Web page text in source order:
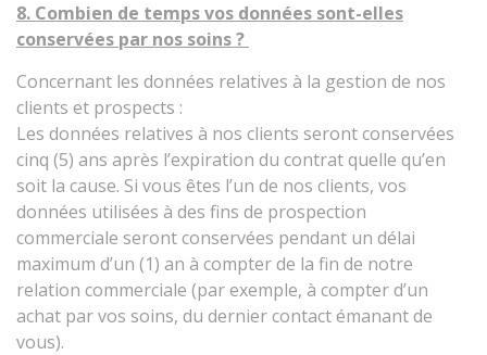
8. Combien de temps vos données sont-elles
conservées par nos soins ?
Concernant les données relatives à la gestion de nos
clients et prospects :
Les données relatives à nos clients seront conservées
cinq (5) ans après l’expiration du contrat quelle qu’en
soit la cause. Si vous êtes l’un de nos clients, vos
données utilisées à des fins de prospection
commerciale seront conservées pendant un délai
maximum d’un (1) an à compter de la fin de notre
relation commerciale (par exemple, à compter d’un
achat par vos soins, du dernier contact émanant de
vous).